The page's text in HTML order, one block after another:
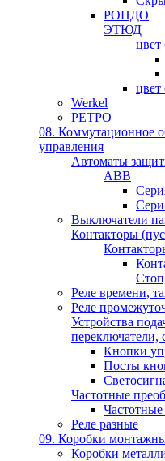
РОНДО
ЭТЮД
цвет
цвет
Werkel
РЕТРО
08. Коммутационное
управления
Автоматы
ABB
Выключатели
Контакторы
Реле времени,
Реле
Устройства
переключатели,
Кнопки
Посты
Частотные
Частотные
Реле разные
09. Коробки
Коробки